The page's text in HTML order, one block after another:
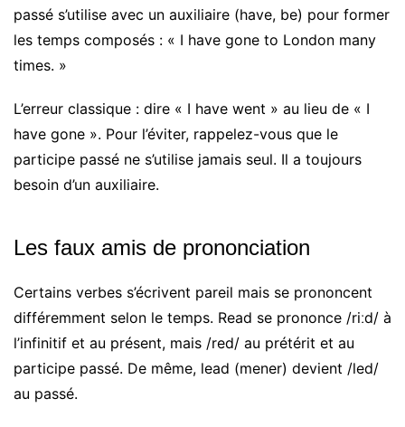
passé s’utilise avec un auxiliaire (have, be) pour former
les temps composés : « I have gone to London many
times. »
L’erreur classique : dire « I have went » au lieu de « I
have gone ». Pour l’éviter, rappelez-vous que le
participe passé ne s’utilise jamais seul. Il a toujours
besoin d’un auxiliaire.
Les faux amis de prononciation
Certains verbes s’écrivent pareil mais se prononcent
différemment selon le temps. Read se prononce /riːd/ à
l’infinitif et au présent, mais /red/ au prétérit et au
participe passé. De même, lead (mener) devient /led/
au passé.